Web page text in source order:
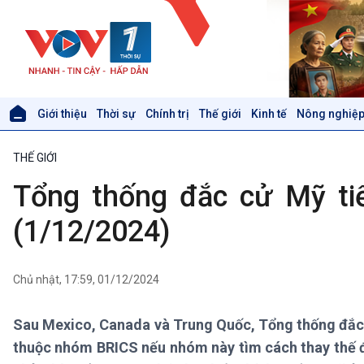
Giới thiệu Thời sự Chính trị Thế giới Kinh tế Nông
Thời sự 12h
Thời sự 18h
Xã hội
Tin Đời sống & Xã hội
Khoa học & Công nghệ
Tin Khoa học & Công nghệ
THẾ GIỚI
Tổng thống đắc cử Mỹ
(1/12/2024)
Chủ nhật, 17:59, 01/12/2024
Sau Mexico, Canada và Trung Quốc, Tổng thống
thuộc nhóm BRICS nếu nhóm này tìm cách thay